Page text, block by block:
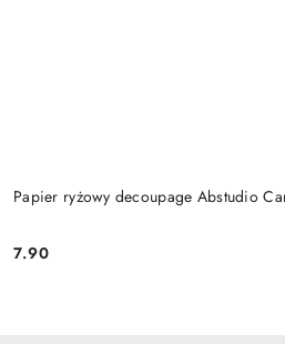
Papier ryżowy decoupage Abstudio
Cena:
7.90